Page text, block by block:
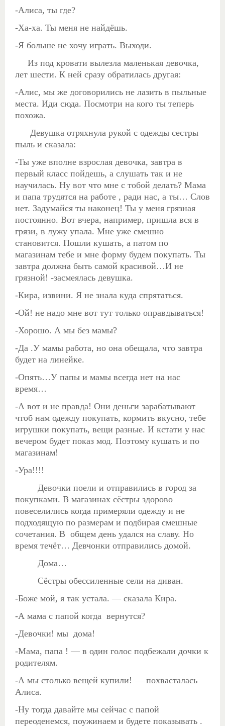
-Алиса, ты где?
-Ха-ха. Ты меня не найдёшь.
-Я больше не хочу играть. Выходи.
Из под кровати вылезла маленькая девочка,
лет шести. К ней сразу обратилась другая:
-Алис, мы же договорились не лазить в пыльные
места. Иди сюда. Посмотри на кого ты теперь
похожа.
Девушка отряхнула рукой с одежды сестры
пыль и сказала:
-Ты уже вполне взрослая девочка, завтра в
первый класс пойдешь, а слушать так и не
научилась. Ну вот что мне с тобой делать? Мама
и папа трудятся на работе , ради нас, а ты… Слов
нет. Задумайся ты наконец! Ты у меня грязная
постоянно. Вот вчера, например, пришла вся в
грязи, в лужу упала. Мне уже смешно
становится. Пошли кушать, а патом по
магазинам тебе и мне форму будем покупать. Ты
завтра должна быть самой красивой…И не
грязной! -засмеялась девушка.
-Кира, извини. Я не знала куда спрятаться.
-Ой! не надо мне вот тут только оправдываться!
-Хорошо. А мы без мамы?
-Да .У мамы работа, но она обещала, что завтра
будет на линейке.
-Опять…У папы и мамы всегда нет на нас
время…
-А вот и не правда! Они деньги зарабатывают
чтоб нам одежду покупать, кормить вкусно, тебе
игрушки покупать, вещи разные. И кстати у нас
вечером будет показ мод. Поэтому кушать и по
магазинам!
-Ура!!!!
Девочки поели и отправились в город за
покупками. В магазинах сёстры здорово
повеселились когда примеряли одежду и не
подходящую по размерам и подбирая смешные
сочетания. В общем день удался на славу. Но
время течёт… Девчонки отправились домой.
Дома…
Сёстры обессиленные сели на диван.
-Боже мой, я так устала. — сказала Кира.
-А мама с папой когда вернутся?
-Девочки! мы дома!
-Мама, папа ! — в один голос подбежали дочки к
родителям.
-А мы столько вещей купили! — похвасталась
Алиса.
-Ну тогда давайте мы сейчас с папой
переоденемся, поужинаем и будете показывать .